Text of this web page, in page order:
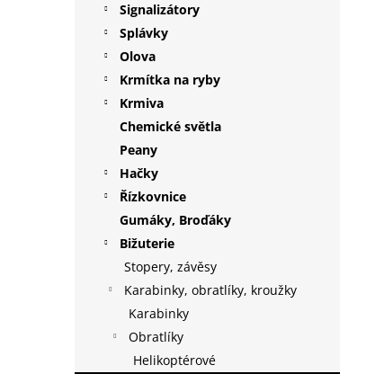
Signalizátory
Splávky
Olova
Krmítka na ryby
Krmiva
Chemické světla
Peany
Hačky
Řízkovnice
Gumáky, Broďáky
Bižuterie
Stopery, závěsy
Karabinky, obratlíky, kroužky
Karabinky
Obratlíky
Helikoptérové